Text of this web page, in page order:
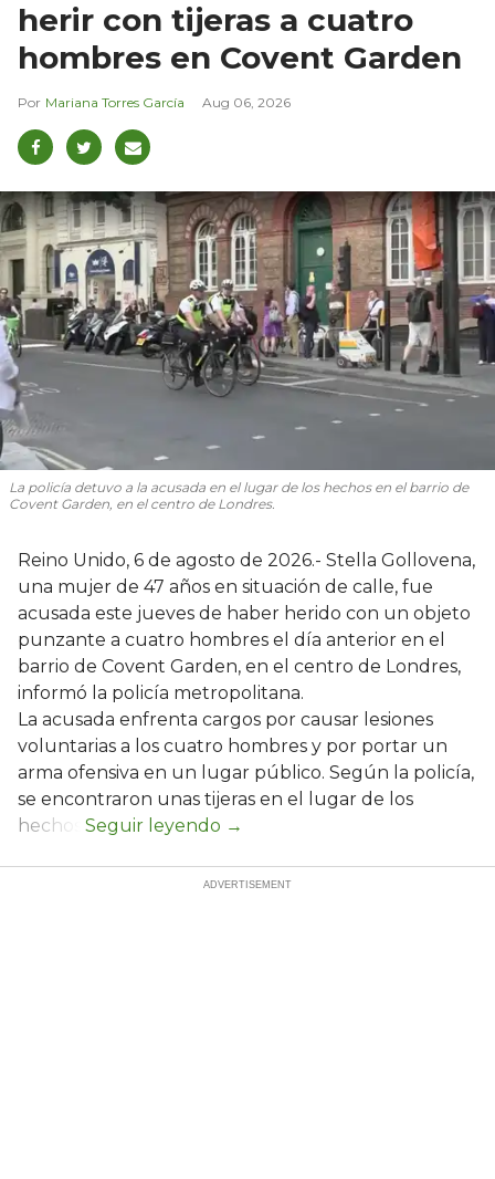
herir con tijeras a cuatro
hombres en Covent Garden
Mariana Torres García Aug 06, 2026
La policía detuvo a la acusada en el lugar de los hechos en el barrio de
Covent Garden, en el centro de Londres.
Reino Unido, 6 de agosto de 2026.- Stella Gollovena,
una mujer de 47 años en situación de calle, fue
acusada este jueves de haber herido con un objeto
punzante a cuatro hombres el día anterior en el
barrio de Covent Garden, en el centro de Londres,
informó la policía metropolitana.
La acusada enfrenta cargos por causar lesiones
voluntarias a los cuatro hombres y por portar un
arma ofensiva en un lugar público. Según la policía,
se encontraron unas tijeras en el lugar de los
hechos.